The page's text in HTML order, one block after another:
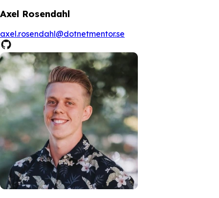
Axel Rosendahl
axel.rosendahl@dotnetmentor.se